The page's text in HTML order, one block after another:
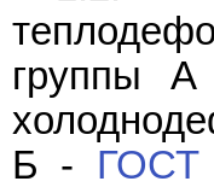
группы А
Б - ГОСТ